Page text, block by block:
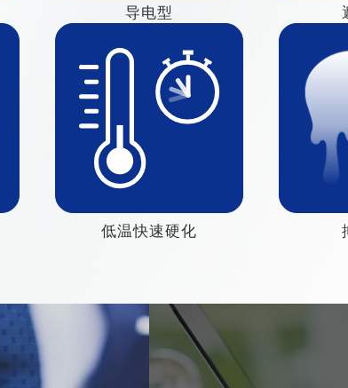
导电型
低温快速硬化